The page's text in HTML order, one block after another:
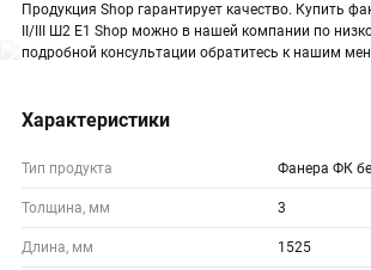
Продукция Shop гарантирует качество. Купить
II/III Ш2 Е1 Shop можно в нашей компании по
подробной консультации обратитесь к нашим
Характеристики
Тип продукта Фанера ФК
Толщина, мм 3
Длина, мм 1525